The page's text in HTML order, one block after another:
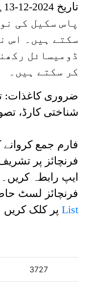
تاریخ 2024-12-13
پاس سکیل کی
سکتے ہیں۔
اس
ڈومیسائل
کر سکتے ہیں۔
ضروری کاغذات:
شناختی کارڈ،
فارم جمع
فرنچائز پر
ایپ رابطہ کریں۔
فرنچائز لسٹ
List پر کلک کریں
3727